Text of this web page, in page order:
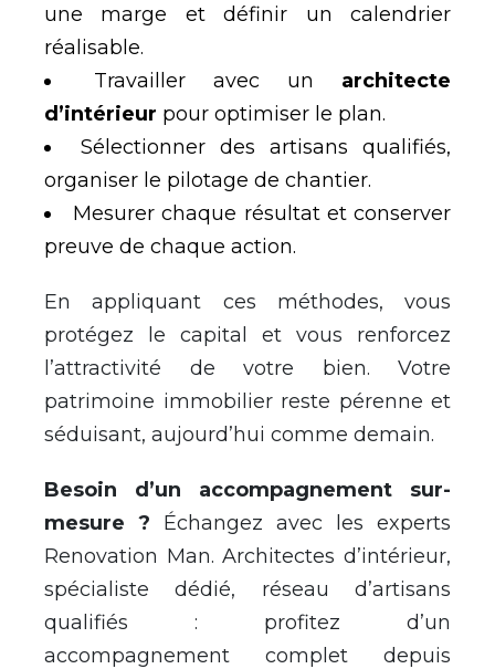
une marge et définir un calendrier
réalisable.
Travailler avec un architecte
d’intérieur pour optimiser le plan.
Sélectionner des artisans qualifiés,
organiser le pilotage de chantier.
Mesurer chaque résultat et conserver
preuve de chaque action.
En appliquant ces méthodes, vous
protégez le capital et vous renforcez
l’attractivité de votre bien. Votre
patrimoine immobilier reste pérenne et
séduisant, aujourd’hui comme demain.
Besoin d’un accompagnement sur-
mesure ? Échangez avec les experts
Renovation Man. Architectes d’intérieur,
spécialiste dédié, réseau d’artisans
qualifiés : profitez d’un
accompagnement complet depuis